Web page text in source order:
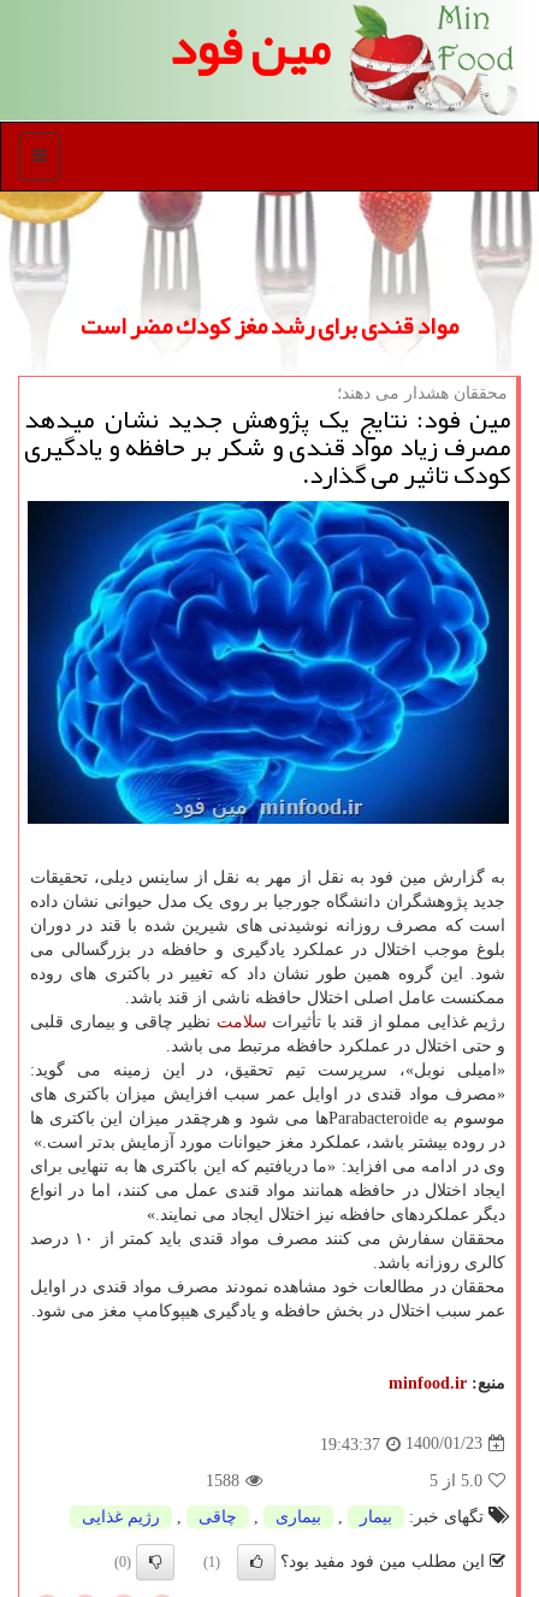
مین فود
منو
مواد قندی برای رشد مغز كودك مضر است
محققان هشدار می دهند؛
مین فود: نتایج یک پژوهش جدید نشان میدهد
مصرف زیاد مواد قندی و شکر بر حافظه و یادگیری
کودک تاثیر می گذارد.
به گزارش مین فود به نقل از مهر به نقل از ساینس دیلی، تحقیقات
جدید پژوهشگران دانشگاه جورجیا بر روی یک مدل حیوانی نشان داده
است که مصرف روزانه نوشیدنی های شیرین شده با قند در دوران
بلوغ موجب اختلال در عملکرد یادگیری و حافظه در بزرگسالی می
شود. این گروه همین طور نشان داد که تغییر در باکتری های روده
ممکنست عامل اصلی اختلال حافظه ناشی از قند باشد.
رژیم غذایی مملو از قند با تأثیرات سلامت نظیر چاقی و بیماری قلبی
و حتی اختلال در عملکرد حافظه مرتبط می باشد.
«امیلی نوبل»، سرپرست تیم تحقیق، در این زمینه می گوید:
«مصرف مواد قندی در اوایل عمر سبب افزایش میزان باکتری های
موسوم به Parabacteroideها می شود و هرچقدر میزان این باکتری ها
در روده بیشتر باشد، عملکرد مغز حیوانات مورد آزمایش بدتر است.»
وی در ادامه می افزاید: «ما دریافتیم که این باکتری ها به تنهایی برای
ایجاد اختلال در حافظه همانند مواد قندی عمل می کنند، اما در انواع
دیگر عملکردهای حافظه نیز اختلال ایجاد می نمایند.»
محققان سفارش می کنند مصرف مواد قندی باید کمتر از ۱۰ درصد
کالری روزانه باشد.
محققان در مطالعات خود مشاهده نمودند مصرف مواد قندی در اوایل
عمر سبب اختلال در بخش حافظه و یادگیری هیپوکامپ مغز می شود.
منبع: minfood.ir
1400/01/23
19:43:37
5.0 از 5
1588
تگهای خبر:
بیمار بیماری چاقی رژیم غذایی
این مطلب مین فود مفید بود؟ (1)
(0)